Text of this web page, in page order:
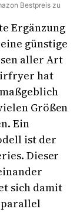
Bestpreis zu
Ergänzung
günstige
aller Art
hat
Größen
Ein
ist der
Dieser
sich damit
parallel